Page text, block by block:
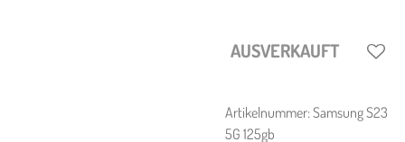
AUSVERKAUFT
Artikelnummer:Samsung S23
5G 125gb